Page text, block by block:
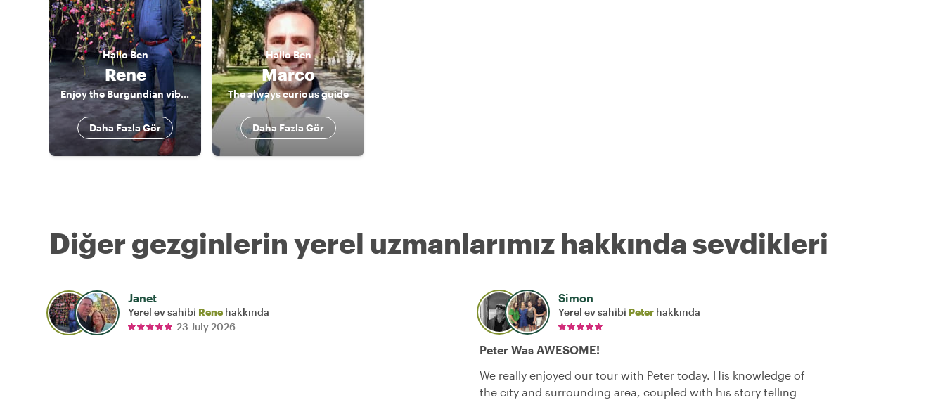
HalloBen
Rene
Enjoy the Burgundian vibe of Maastricht
Daha Fazla Gör
HalloBen
Marco
The always curious guide
Daha Fazla Gör
Diğer gezginlerin yerel uzmanlarımız hakkında sevdikleri
Janet
Yerel ev sahibi Rene hakkında
23 July 2026
Simon
Yerel ev sahibi Peter hakkında
Peter Was AWESOME!
We really enjoyed our tour with Peter today. His knowledge of
the city and surrounding area, coupled with his story telling